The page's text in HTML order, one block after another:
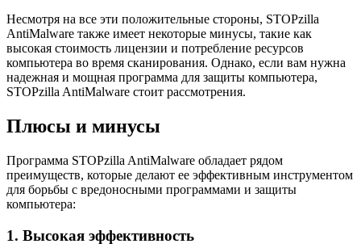
Несмотря на все эти положительные стороны, STOPzilla
AntiMalware также имеет некоторые минусы, такие как
высокая стоимость лицензии и потребление ресурсов
компьютера во время сканирования. Однако, если вам нужна
надежная и мощная программа для защиты компьютера,
STOPzilla AntiMalware стоит рассмотрения.
Плюсы и минусы
Программа STOPzilla AntiMalware обладает рядом
преимуществ, которые делают ее эффективным инструментом
для борьбы с вредоносными программами и защиты
компьютера:
1. Высокая эффективность